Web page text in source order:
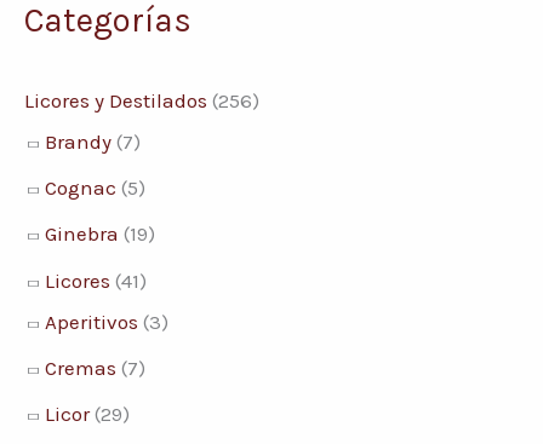
c
r
p
o
r
Categorías
Licores y Destilados (256)
Brandy (7)
Cognac (5)
Ginebra (19)
Licores (41)
Aperitivos (3)
Cremas (7)
Licor (29)